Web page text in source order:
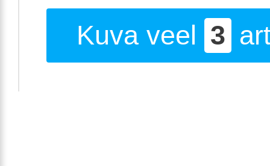
Kuva veel 3